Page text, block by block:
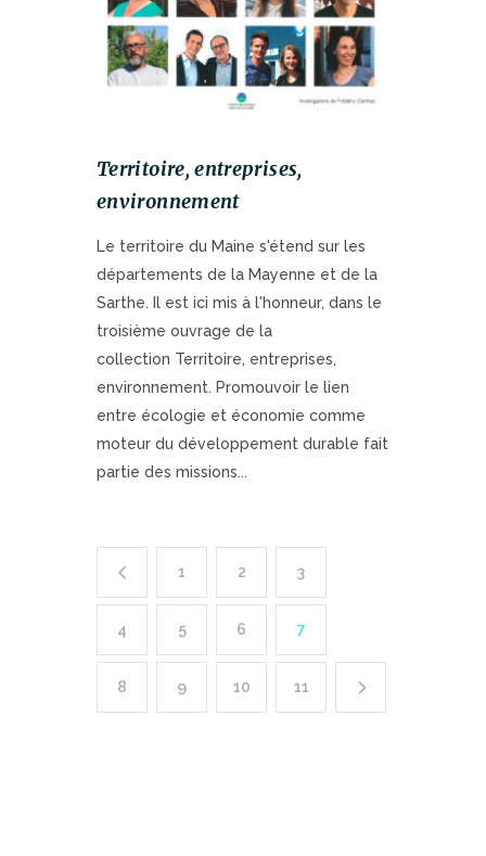
Territoire, entreprises,
environnement
Le territoire du Maine s'étend sur les
départements de la Mayenne et de la
Sarthe. Il est ici mis à l'honneur, dans le
troisième ouvrage de la
collection Territoire, entreprises,
environnement. Promouvoir le lien
entre écologie et économie comme
moteur du développement durable fait
partie des missions...
1 2 3
4 5 6 7
8 9 10 11